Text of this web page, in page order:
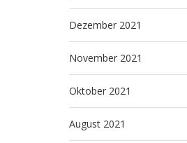
Dezember 2021
November 2021
Oktober 2021
August 2021